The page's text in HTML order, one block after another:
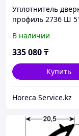
Уплотнитель
профиль 2736 Ш
вке 1 подходит для
ELOMA
В наличии
335 080₸
Купить
Horeca Service.kz